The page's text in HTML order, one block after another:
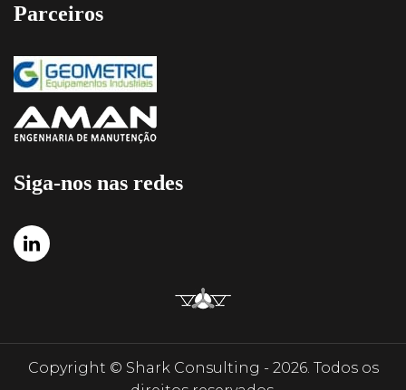
Parceiros
Siga-nos nas redes
Copyright © Shark Consulting - 2026. Todos os